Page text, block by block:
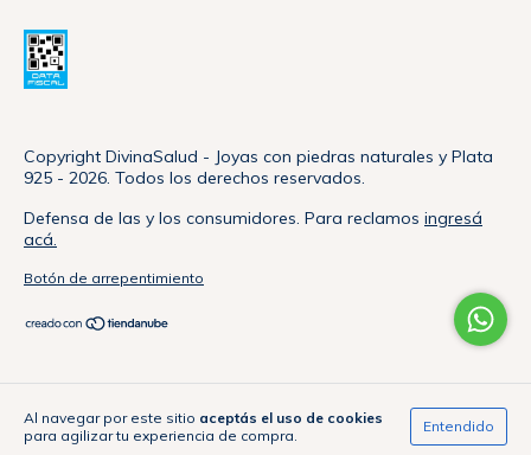
Al navegar por este sitio aceptás el uso de cookies
para agilizar tu experiencia de compra.
Entendido
Copyright DivinaSalud - Joyas con piedras naturales y Plata
925 - 2026. Todos los derechos reservados.
Defensa de las y los consumidores. Para reclamos ingresá
acá.
Botón de arrepentimiento